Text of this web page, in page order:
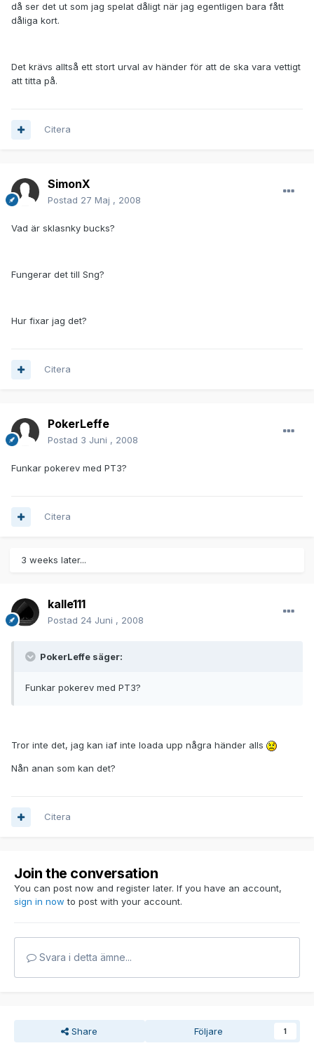
då ser det ut som jag spelat dåligt när jag egentligen bara fått
dåliga kort.
Det krävs alltså ett stort urval av händer för att de ska vara vettigt
att titta på.
Citera
SimonX
Postad 27 Maj , 2008
Vad är sklasnky bucks?
Fungerar det till Sng?
Hur fixar jag det?
Citera
PokerLeffe
Postad 3 Juni , 2008
Funkar pokerev med PT3?
Citera
3 weeks later...
kalle111
Postad 24 Juni , 2008
PokerLeffe säger:
Funkar pokerev med PT3?
Tror inte det, jag kan iaf inte loada upp några händer alls
Nån anan som kan det?
Citera
Join the conversation
You can post now and register later. If you have an account,
sign in now to post with your account.
Svara i detta ämne...
Share Följare 1